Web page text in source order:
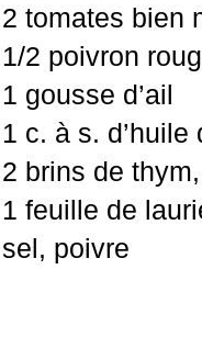
2 tomates bien
1/2 poivron
1 gousse d’ail
1 c. à s. d’huile
2 brins de thym,
1 feuille de
sel, poivre